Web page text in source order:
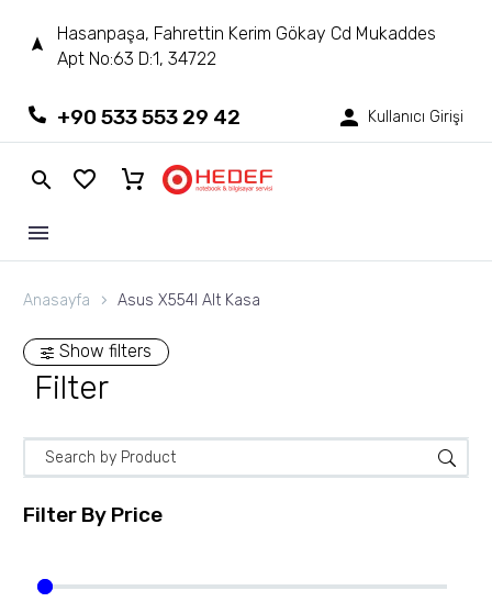
Hasanpaşa, Fahrettin Kerim Gökay Cd Mukaddes
Apt No:63 D:1, 34722
+90 533 553 29 42 Kullanıcı Girişi
Anasayfa Asus X554l Alt Kasa
Show filters
Filter
Filter By Price